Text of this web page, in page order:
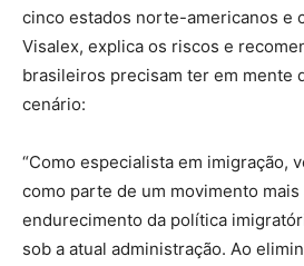
cinco estados norte-americanos e
Visalex, explica os riscos e
brasileiros precisam ter em mente
cenário:
“Como especialista em imigração,
como parte de um movimento mais
endurecimento da política
sob a atual administração. Ao